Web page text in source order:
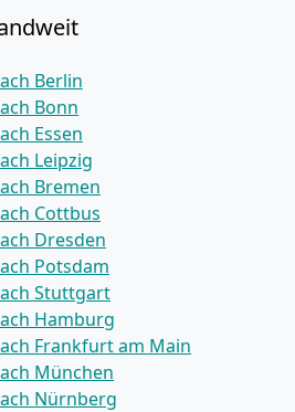
Berlin
Bonn
Essen
Leipzig
Bremen
Cottbus
Dresden
Potsdam
Stuttgart
Hamburg
Frankfurt am Main
München
Nürnberg